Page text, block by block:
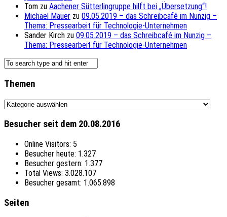
Tom zu Aachener Sütterlingruppe hilft bei „Übersetzung“!
Michael Mauer zu 09.05.2019 – das Schreibcafé im Nunzig –
Thema: Pressearbeit für Technologie-Unternehmen
Sander Kirch zu 09.05.2019 – das Schreibcafé im Nunzig –
Thema: Pressearbeit für Technologie-Unternehmen
Themen
Themen
Besucher seit dem 20.08.2016
Online Visitors: 5
Besucher heute: 1.327
Besucher gestern: 1.377
Total Views: 3.028.107
Besucher gesamt: 1.065.898
Seiten